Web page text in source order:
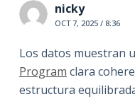
nicky
OCT 7, 2025 / 8:36
Los datos muestran
Program clara
estructura